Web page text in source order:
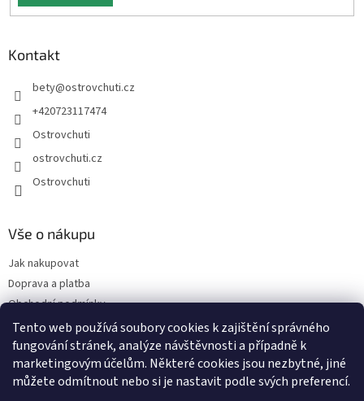
Tento web používá soubory cookies k zajištění správného
fungování stránek, analýze návštěvnosti a případně k
marketingovým účelům. Některé cookies jsou nezbytné, jiné
můžete odmítnout nebo si je nastavit podle svých preferencí.
Kontakt
bety@ostrovchuti.cz
+420723117474
Ostrovchuti
ostrovchuti.cz
Ostrovchuti
Vše o nákupu
Jak nakupovat
Doprava a platba
Obchodní podmínky
Podmínky ochrany osobních údajů
Předplatné
O nás
Sezónnost exotického ovoce